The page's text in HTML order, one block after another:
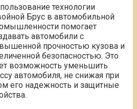
технологии
Брус в автомобильной
помогает
автомобили с
прочностью кузова и
безопасностью. Это
возможность уменьшить
автомобиля, не снижая при
его надежность и защитные